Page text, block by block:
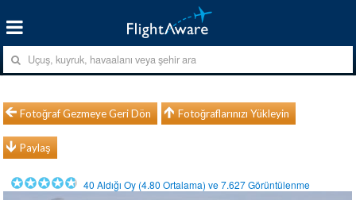
Fotoğraf Gezmeye Geri Dön Fotoğraflarınızı Yükleyin
Paylaş
40 Aldığı Oy (4.80 Ortalama) ve7.627Görüntülenme